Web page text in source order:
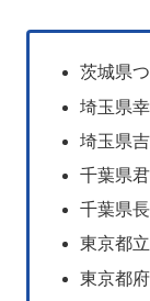
茨城県
埼玉県
埼玉県
千葉県
千葉県
東京都
東京都